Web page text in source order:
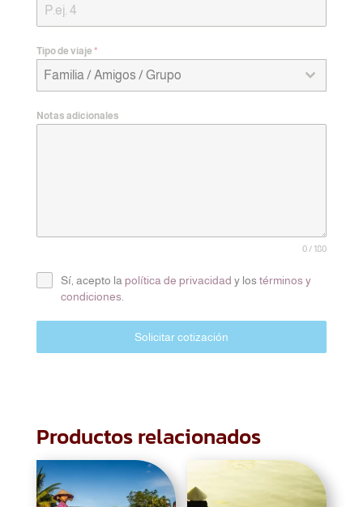
Tipo de viaje *
Familia / Amigos / Grupo
Notas adicionales
0 / 180
Sí, acepto lapolítica de privacidad y lostérminos y
condiciones.
Solicitar cotización
Productos relacionados